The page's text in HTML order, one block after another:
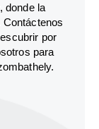
donde la
por
para